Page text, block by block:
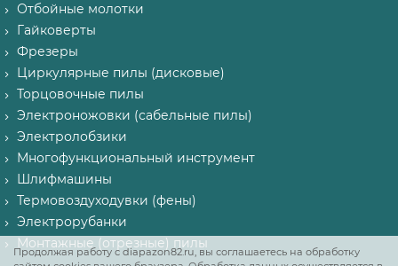
Продолжая работу с diapazon82.ru, вы соглашаетесь на обработку
Отбойные молотки
Гайковерты
Фрезеры
Циркулярные пилы (дисковые)
Торцовочные пилы
Электроножовки (сабельные пилы)
Электролобзики
Многофункциональный инструмент
Шлифмашины
Термовоздуходувки (фены)
Электрорубанки
Монтажные (отрезные) пилы